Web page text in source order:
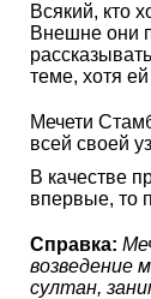
Всякий, кто
Внешне они
теме, хотя
Мечети
всей своей
В качестве
впервые, то
Справка:
возведение
султан,